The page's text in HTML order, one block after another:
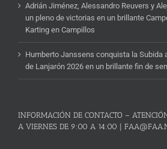
Adrián Jiménez, Alessandro Reuvers y
un pleno de victorias en un brillante
Karting en Campillos
Humberto Janssens conquista la Subida
de Lanjarón 2026 en un brillante fin de
INFORMACIÓN DE CONTACTO –
A VIERNES DE 9:00 A 14:00 |